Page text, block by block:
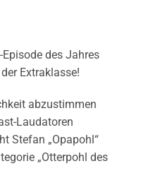
des Jahres
Extraklasse!
abzustimmen
Laudatoren
Stefan „Opapohl“
„Otterpohl des